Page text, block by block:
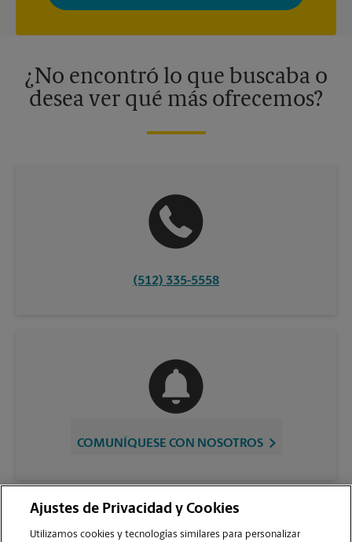
momento. Para más información, consulte nuestra política de
¿No encontró lo que buscaba o
desea ver qué más ofrecemos?
(512) 335-5558
COMUNÍQUESE CON NOSOTROS
Ajustes de Privacidad y Cookies
Utilizamos cookies y tecnologías similares para personalizar